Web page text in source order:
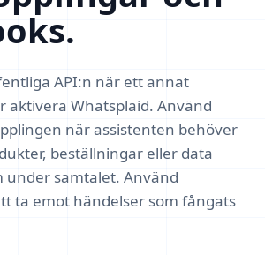
API:n när ett annat
aktivera Whatsplaid. Använd
när assistenten behöver
beställningar eller data
under samtalet. Använd
ta emot händelser som fångats